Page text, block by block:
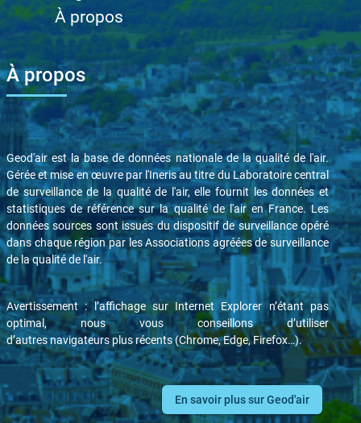
À propos
À propos
Geod'air est la base de données nationale de la qualité de l'air.
Gérée et mise en œuvre par l'Ineris au titre du Laboratoire central
de surveillance de la qualité de l'air, elle fournit les données et
statistiques de référence sur la qualité de l'air en France. Les
données sources sont issues du dispositif de surveillance opéré
dans chaque région par les Associations agréées de surveillance
de la qualité de l'air.
Avertissement : l’affichage sur Internet Explorer n’étant pas
optimal, nous vous conseillons d’utiliser
d’autres navigateurs plus récents (Chrome, Edge, Firefox…).
En savoir plus sur Geod'air